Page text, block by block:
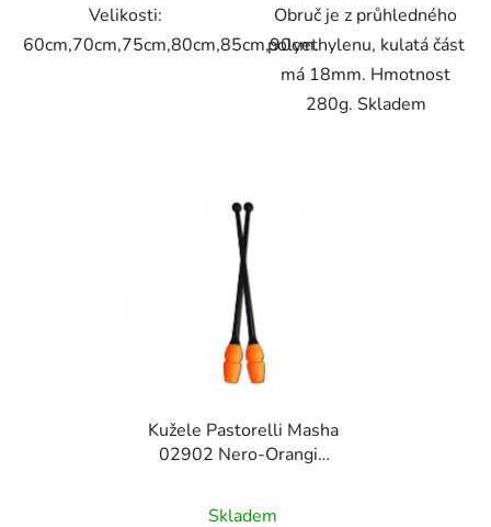
Velikosti:
60cm,70cm,75cm,80cm,85cm,90cm.
Obruč je z průhledného
polyethylenu, kulatá část
má 18mm. Hmotnost
280g. Skladem
Kužele Pastorelli Masha
02902 Nero-Orangio
Skladem